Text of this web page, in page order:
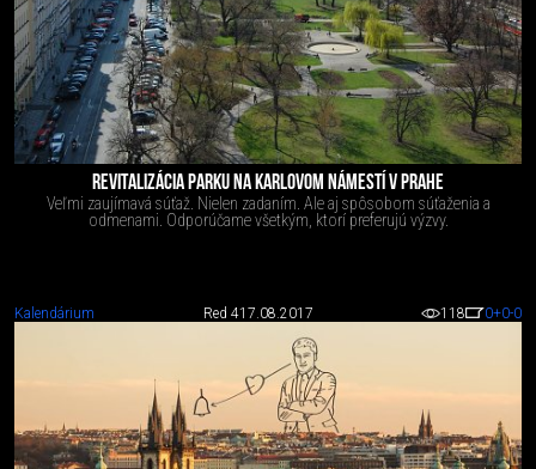
REVITALIZÁCIA PARKU NA KARLOVOM NÁMESTÍ V PRAHE
Veľmi zaujímavá súťaž. Nielen zadaním. Ale aj spôsobom súťaženia a
odmenami. Odporúčame všetkým, ktorí preferujú výzvy.
Kalendárium Red 417.08.2017 118 0+0-0